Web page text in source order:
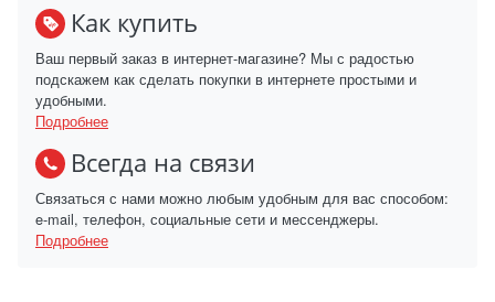
Как купить
Ваш первый заказ в интернет-магазине? Мы с радостью
подскажем как сделать покупки в интернете простыми и
удобными.
Подробнее
Всегда на связи
Связаться с нами можно любым удобным для вас способом:
e-mail, телефон, социальные сети и мессенджеры.
Подробнее